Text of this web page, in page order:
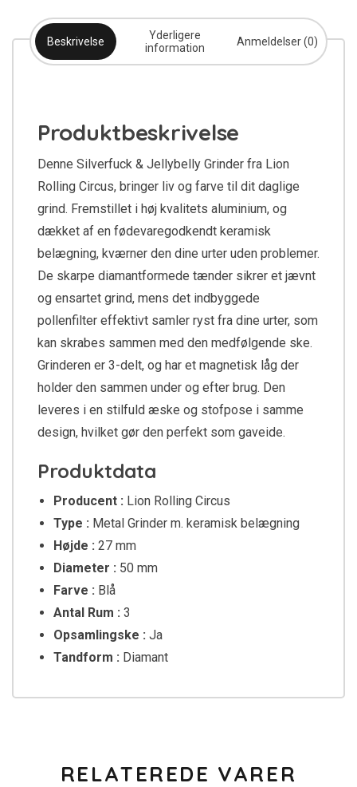
Beskrivelse
Yderligere
information
Anmeldelser (0)
Produktbeskrivelse
Denne Silverfuck & Jellybelly Grinder fra Lion
Rolling Circus, bringer liv og farve til dit daglige
grind. Fremstillet i høj kvalitets aluminium, og
dækket af en fødevaregodkendt keramisk
belægning, kværner den dine urter uden problemer.
De skarpe diamantformede tænder sikrer et jævnt
og ensartet grind, mens det indbyggede
pollenfilter effektivt samler ryst fra dine urter, som
kan skrabes sammen med den medfølgende ske.
Grinderen er 3-delt, og har et magnetisk låg der
holder den sammen under og efter brug. Den
leveres i en stilfuld æske og stofpose i samme
design, hvilket gør den perfekt som gaveide.
Produktdata
Producent : Lion Rolling Circus
Type : Metal Grinder m. keramisk belægning
Højde : 27 mm
Diameter : 50 mm
Farve : Blå
Antal Rum : 3
Opsamlingske : Ja
Tandform : Diamant
RELATEREDE VARER